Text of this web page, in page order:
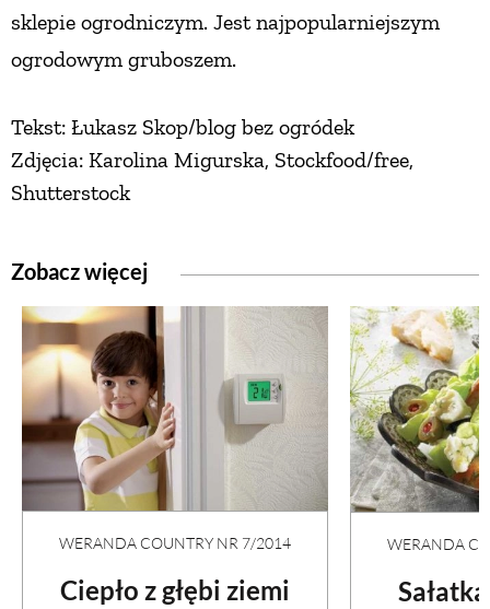
sklepie ogrodniczym. Jest najpopularniejszym
ogrodowym gruboszem.
Tekst: Łukasz Skop/blog bez ogródek
Zdjęcia: Karolina Migurska, Stockfood/free,
Shutterstock
Zobacz więcej
WERANDA COUNTRY NR 7/2014
Ciepło z głębi ziemi
WERANDA
PRZYRODA
ZWIERZĘTA W NATURZE
KRAJOBRAZ
RĘKODZIEŁO
RZEMIOSŁO
ZWYCZAJE
ZRÓB TO SAM